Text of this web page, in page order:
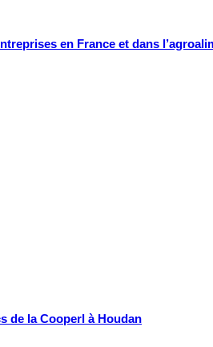
en France et dans
de la Cooperl à Houdan